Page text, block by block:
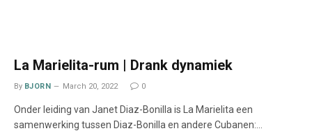
La Marielita-rum | Drank dynamiek
By BJORN March 20, 2022 0
Onder leiding van Janet Diaz-Bonilla is La Marielita een
samenwerking tussen Diaz-Bonilla en andere Cubanen:…